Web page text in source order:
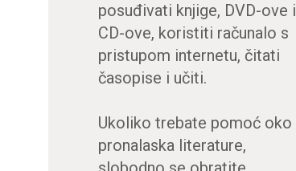
posuđivati knjige, DVD-ove i
CD-ove, koristiti računalo s
pristupom internetu, čitati
časopise i učiti.
Ukoliko trebate pomoć oko
pronalaska literature,